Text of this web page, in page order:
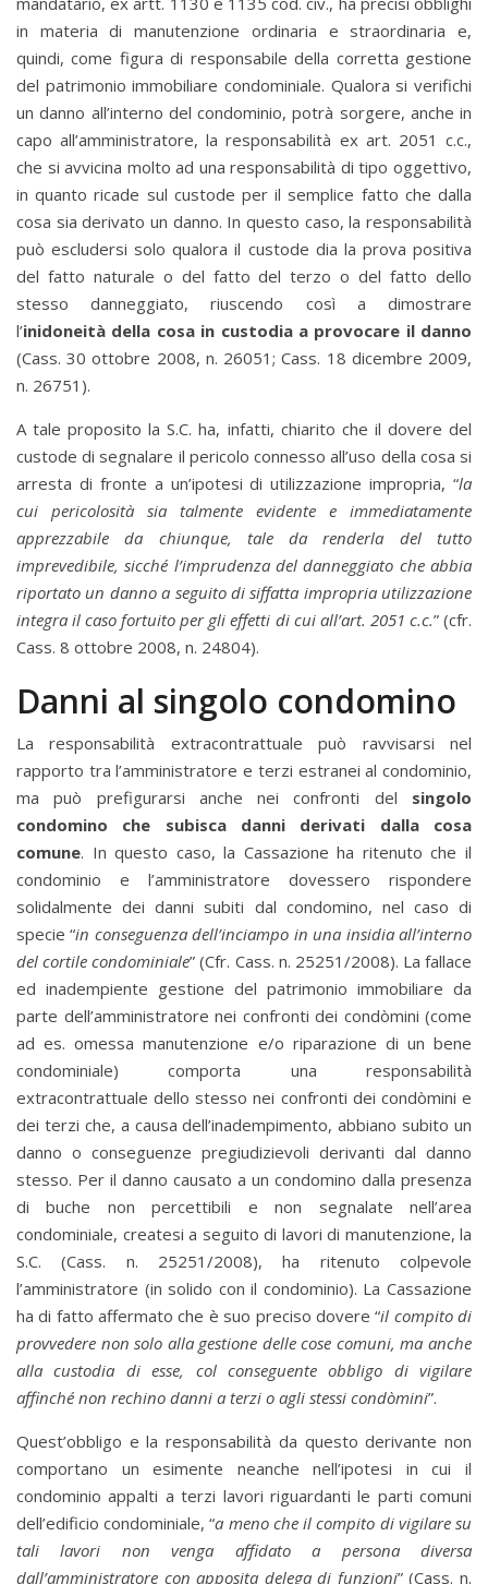
in materia di manutenzione ordinaria e straordinaria e,
quindi, come figura di responsabile della corretta gestione
del patrimonio immobiliare condominiale. Qualora si verifichi
un danno all’interno del condominio, potrà sorgere, anche in
capo all’amministratore, la responsabilità ex art. 2051 c.c.,
che si avvicina molto ad una responsabilità di tipo oggettivo,
in quanto ricade sul custode per il semplice fatto che dalla
cosa sia derivato un danno. In questo caso, la responsabilità
può escludersi solo qualora il custode dia la prova positiva
del fatto naturale o del fatto del terzo o del fatto dello
stesso danneggiato, riuscendo così a dimostrare
l’inidoneità della cosa in custodia a provocare il danno
(Cass. 30 ottobre 2008, n. 26051; Cass. 18 dicembre 2009,
n. 26751).
A tale proposito la S.C. ha, infatti, chiarito che il dovere del
custode di segnalare il pericolo connesso all’uso della cosa si
arresta di fronte a un’ipotesi di utilizzazione impropria, “la
cui pericolosità sia talmente evidente e immediatamente
apprezzabile da chiunque, tale da renderla del tutto
imprevedibile, sicché l’imprudenza del danneggiato che abbia
riportato un danno a seguito di siffatta impropria utilizzazione
integra il caso fortuito per gli effetti di cui all’art. 2051 c.c.” (cfr.
Cass. 8 ottobre 2008, n. 24804).
Danni al singolo condomino
La responsabilità extracontrattuale può ravvisarsi nel
rapporto tra l’amministratore e terzi estranei al condominio,
ma può prefigurarsi anche nei confronti del singolo
condomino che subisca danni derivati dalla cosa
comune. In questo caso, la Cassazione ha ritenuto che il
condominio e l’amministratore dovessero rispondere
solidalmente dei danni subiti dal condomino, nel caso di
specie “in conseguenza dell’inciampo in una insidia all’interno
del cortile condominiale” (Cfr. Cass. n. 25251/2008). La fallace
ed inadempiente gestione del patrimonio immobiliare da
parte dell’amministratore nei confronti dei condòmini (come
ad es. omessa manutenzione e/o riparazione di un bene
condominiale) comporta una responsabilità
extracontrattuale dello stesso nei confronti dei condòmini e
dei terzi che, a causa dell’inadempimento, abbiano subito un
danno o conseguenze pregiudizievoli derivanti dal danno
stesso. Per il danno causato a un condomino dalla presenza
di buche non percettibili e non segnalate nell’area
condominiale, createsi a seguito di lavori di manutenzione, la
S.C. (Cass. n. 25251/2008), ha ritenuto colpevole
l’amministratore (in solido con il condominio). La Cassazione
ha di fatto affermato che è suo preciso dovere “il compito di
provvedere non solo alla gestione delle cose comuni, ma anche
alla custodia di esse, col conseguente obbligo di vigilare
affinché non rechino danni a terzi o agli stessi condòmini”.
Quest’obbligo e la responsabilità da questo derivante non
comportano un esimente neanche nell’ipotesi in cui il
condominio appalti a terzi lavori riguardanti le parti comuni
dell’edificio condominiale, “a meno che il compito di vigilare su
tali lavori non venga affidato a persona diversa
dall’amministratore con apposita delega di funzioni” (Cass. n.